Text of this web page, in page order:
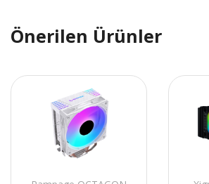
Önerilen Ürünler